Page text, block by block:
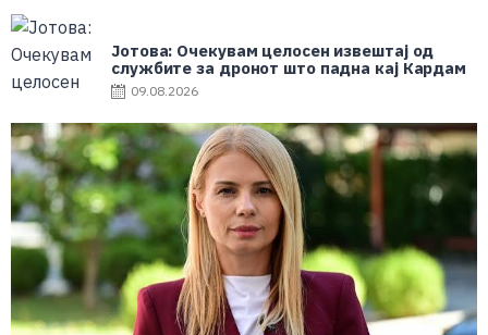
Јотова: Очекувам целосен извештај од
службите за дронот што падна кај Кардам
09.08.2026